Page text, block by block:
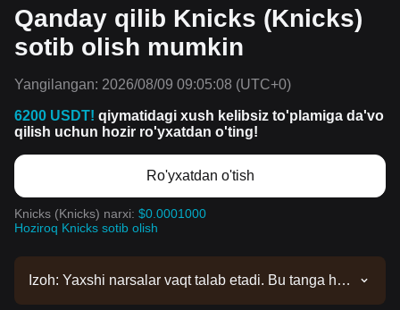
Qanday qilib Knicks (Knicks)
sotib olish mumkin
Yangilangan: 2026/08/09 09:05:08 (UTC+0)
6200 USDT! qiymatidagi xush kelibsiz to'plamiga da'vo
qilish uchun hozir ro'yxatdan o'ting!
Ro'yxatdan o'tish
Knicks (Knicks) narxi: $0.0001000
Hoziroq Knicks sotib olish
Izoh: Yaxshi narsalar vaqt talab etadi. Bu tanga hali